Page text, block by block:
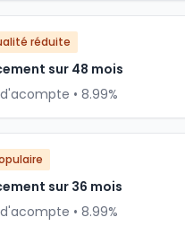
réduite
sur 48 mois
• 8.99%
sur 36 mois
• 8.99%